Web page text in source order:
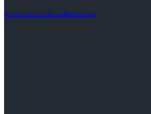
If you’re new to the world of sex toys